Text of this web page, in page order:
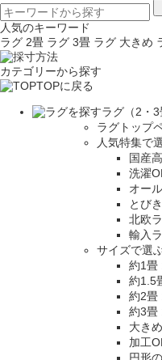
人気のキーワード
ラグ 2畳 ラグ 3畳 ラグ 大きめ
カテゴリーから探す
TOPに戻る
ラグ（2・3
ラグトップ
人気特集で
国産
洗濯
オー
とび
北欧
輸入
サイズで選
約1畳
約1.5
約2畳
約3畳
大き
加工